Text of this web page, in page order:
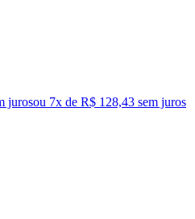
jurosou 7x de R$ 128,43 sem juros